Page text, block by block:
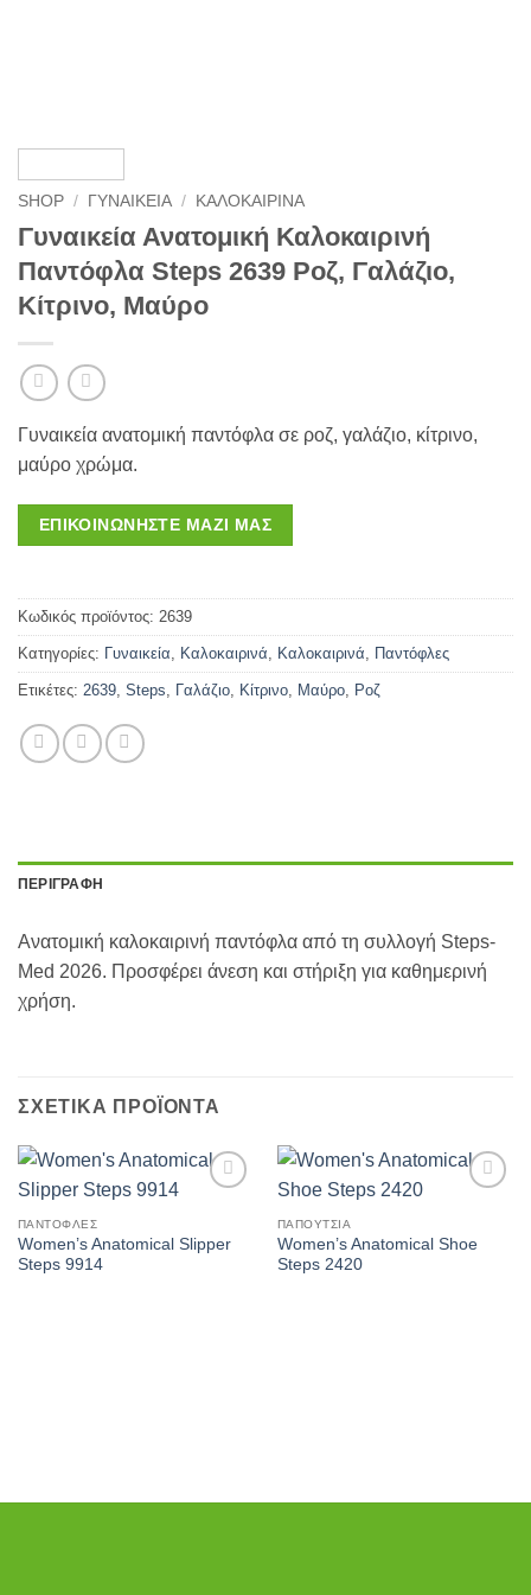
SHOP / ΓΥΝΑΙΚΕΊΑ / ΚΑΛΟΚΑΙΡΙΝΆ
Γυναικεία Ανατομική Καλοκαιρινή
Παντόφλα Steps 2639 Ροζ, Γαλάζιο,
Κίτρινο, Μαύρο
Γυναικεία ανατομική παντόφλα σε ροζ, γαλάζιο, κίτρινο,
μαύρο χρώμα.
ΕΠΙΚΟΙΝΩΝΉΣΤΕ ΜΑΖΊ ΜΑΣ
Κωδικός προϊόντος: 2639
Κατηγορίες: Γυναικεία, Καλοκαιρινά, Καλοκαιρινά, Παντόφλες
Ετικέτες: 2639, Steps, Γαλάζιο, Κίτρινο, Μαύρο, Ροζ
ΠΕΡΙΓΡΑΦΉ
Ανατομική καλοκαιρινή παντόφλα από τη συλλογή Steps-
Med 2026. Προσφέρει άνεση και στήριξη για καθημερινή
χρήση.
ΣΧΕΤΙΚΆ ΠΡΟΪΌΝΤΑ
επιθυμιών
ΠΑΝΤΌΦΛΕΣ
Women’s Anatomical Slipper
Steps 9914
επιθυμιών
ΠΑΠΟΎΤΣΙΑ
Women’s Anatomical Shoe
Steps 2420